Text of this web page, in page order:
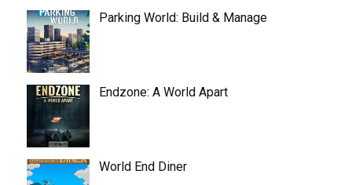
Parking World: Build & Manage
Endzone: A World Apart
World End Diner